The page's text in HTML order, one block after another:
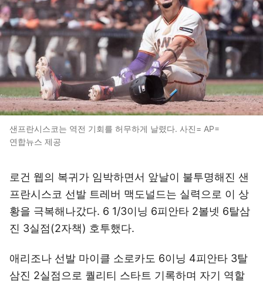
샌프란시스코는 역전 기회를 허무하게 날렸다. 사진= AP=
연합뉴스 제공
로건 웹의 복귀가 임박하면서 앞날이 불투명해진 샌
프란시스코 선발 트레버 맥도널드는 실력으로 이 상
황을 극복해나갔다. 6 1/3이닝 6피안타 2볼넷 6탈삼
진 3실점(2자책) 호투했다.
애리조나 선발 마이클 소로카도 6이닝 4피안타 3탈
삼진 2실점으로 퀄리티 스타트 기록하며 자기 역할